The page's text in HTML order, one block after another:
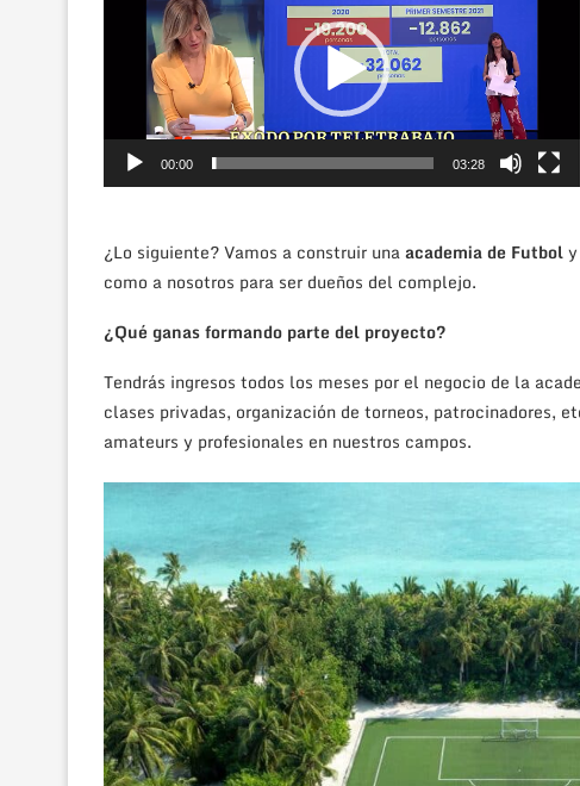
00:00 03:28
¿Lo siguiente? Vamos a construir unaacademia de Futbol
como a nosotros para ser dueños del complejo.
¿Qué ganas formando parte del proyecto?
Tendrás ingresos todos los meses por el negocio de la
clases privadas, organización de torneos, patrocinadores,
amateurs y profesionales en nuestros campos.